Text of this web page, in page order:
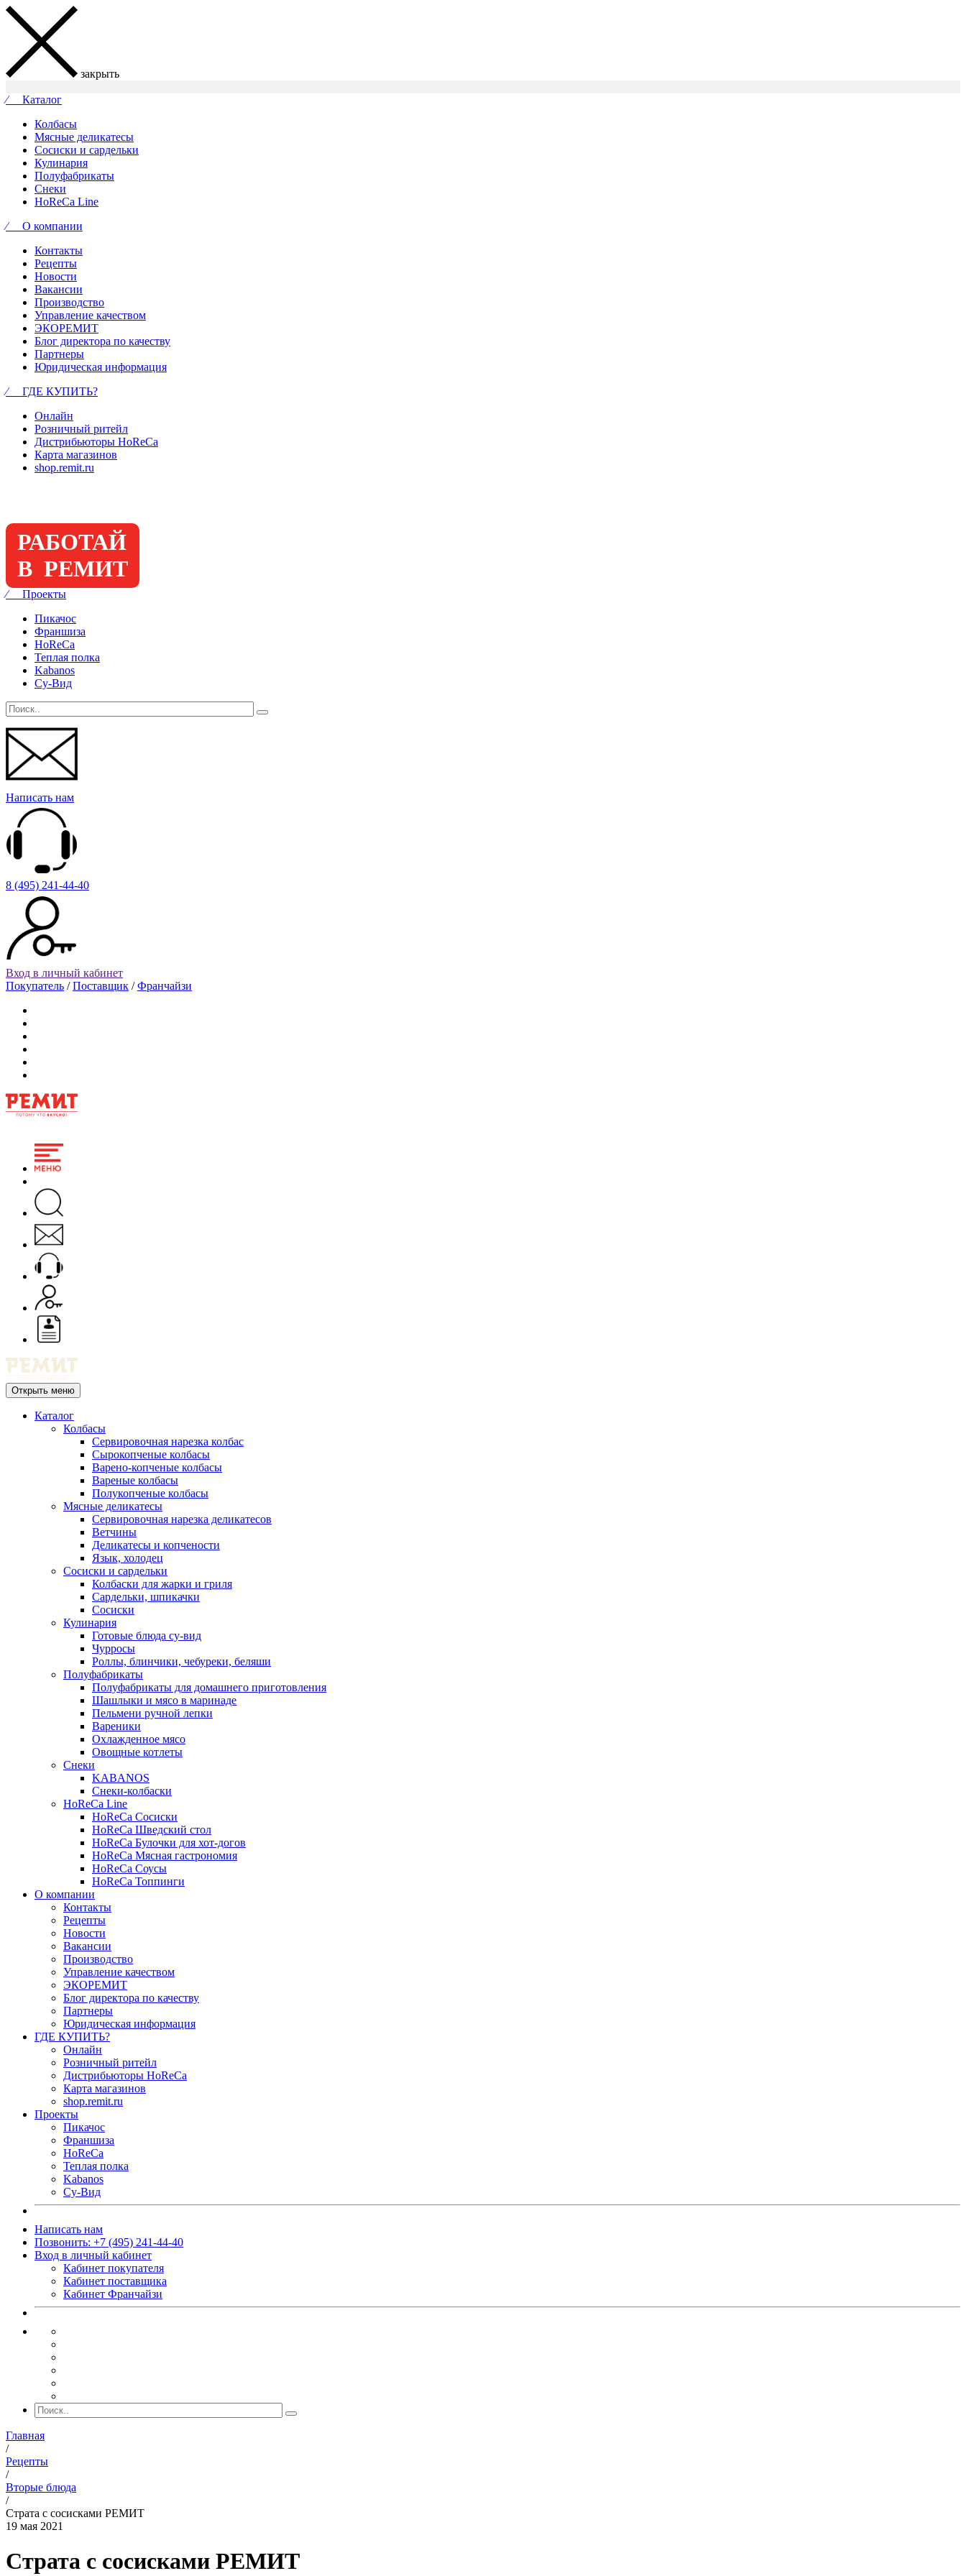
закрыть
⁄ Каталог
Колбасы
Мясные деликатесы
Сосиски и сардельки
Кулинария
Полуфабрикаты
Снеки
HoReCa Line
⁄ О компании
Контакты
Рецепты
Новости
Вакансии
Производство
Управление качеством
ЭКОРЕМИТ
Блог директора по качеству
Партнеры
Юридическая информация
⁄ ГДЕ КУПИТЬ?
Онлайн
Розничный ритейл
Дистрибьюторы HoReCa
Карта магазинов
shop.remit.ru
РАБОТАЙ
В РЕМИТ
⁄ Проекты
Пикачос
Франшиза
HoReCa
Теплая полка
Kabanos
Су-Вид
Написать нам
8 (495) 241-44-40
Вход в личный кабинет
Покупатель /Поставщик /Франчайзи
Открыть меню
Каталог
Колбасы
Сервировочная нарезка колбас
Сырокопченые колбасы
Варено-копченые колбасы
Вареные колбасы
Полукопченые колбасы
Мясные деликатесы
Сервировочная нарезка деликатесов
Ветчины
Деликатесы и копчености
Язык, холодец
Сосиски и сардельки
Колбаски для жарки и гриля
Сардельки, шпикачки
Сосиски
Кулинария
Готовые блюда су-вид
Чурросы
Роллы, блинчики, чебуреки, беляши
Полуфабрикаты
Полуфабрикаты для домашнего приготовления
Шашлыки и мясо в маринаде
Пельмени ручной лепки
Вареники
Охлажденное мясо
Овощные котлеты
Снеки
KABANOS
Снеки-колбаски
HoReCa Line
HoReCa Сосиски
HoReCa Шведский стол
HoReCa Булочки для хот-догов
HoReCa Мясная гастрономия
HoReCa Соусы
HoReCa Топпинги
О компании
Контакты
Рецепты
Новости
Вакансии
Производство
Управление качеством
ЭКОРЕМИТ
Блог директора по качеству
Партнеры
Юридическая информация
ГДЕ КУПИТЬ?
Онлайн
Розничный ритейл
Дистрибьюторы HoReCa
Карта магазинов
shop.remit.ru
Проекты
Пикачос
Франшиза
HoReCa
Теплая полка
Kabanos
Су-Вид
Написать нам
Позвонить: +7 (495) 241-44-40
Вход в личный кабинет
Кабинет покупателя
Кабинет поставщика
Кабинет Франчайзи
Главная
/
Рецепты
/
Вторые блюда
/
Страта с сосисками РЕМИТ
19 мая 2021
Страта с сосисками РЕМИТ